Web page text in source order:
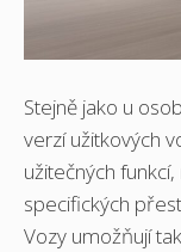
Stejně jako u
verzí užitkových
užitečných
specifických
Vozy umožňují